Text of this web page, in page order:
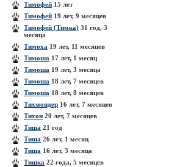
Тимофей 15 лет
Тимофей 19 лет, 9 месяцев
Тимофей (Тимка) 31 год, 3
месяца
Тимоха 19 лет, 11 месяцев
Тимоша 17 лет, 1 месяц
Тимоша 19 лет, 3 месяца
Тимоша 18 лет, 7 месяцев
Тимоша 18 лет, 8 месяцев
Тихмондер 16 лет, 7 месяцев
Тихон 20 лет, 7 месяцев
Тиша 21 год
Тиша 26 лет, 1 месяц
Тиша 16 лет, 3 месяца
Тишка 22 года, 5 месяцев